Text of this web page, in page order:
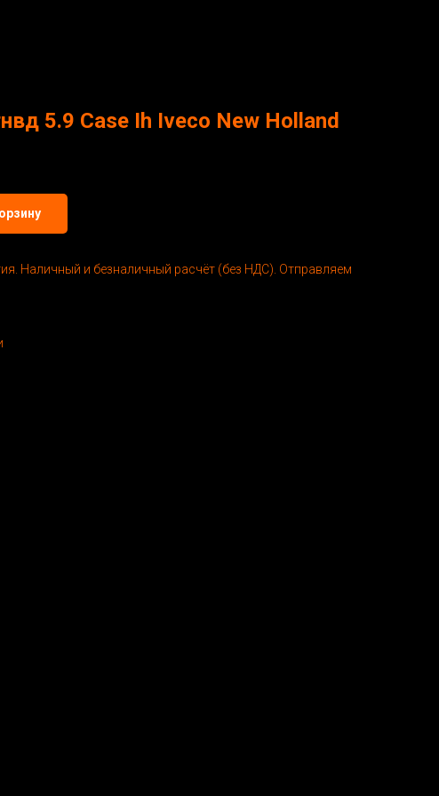
5.9 Case Ih Iveco New Holland
Наличный и безналичный расчёт (без НДС). Отправляем